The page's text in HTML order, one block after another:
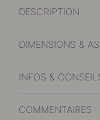
DESCRIPTION
DIMENSIONS &
INFOS &
COMMENTAIRES